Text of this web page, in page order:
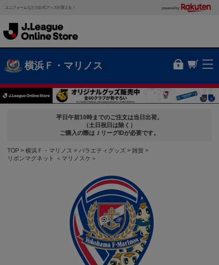
ユニフォームなどの公式グッズが買える！ powered by
横浜Ｆ・マリノス
平日午前10時までのご注文は当日出荷。
（土日祝日は除く）
ご購入の際はＪリーグIDが必要です。
TOP 横浜Ｆ・マリノス バラエティグッズ
雑貨
リボンマグネット ＜マリノスケ＞